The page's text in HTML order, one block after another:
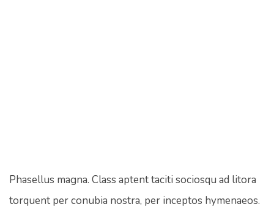
Phasellus magna. Class aptent taciti sociosqu ad litora
torquent per conubia nostra, per inceptos hymenaeos.